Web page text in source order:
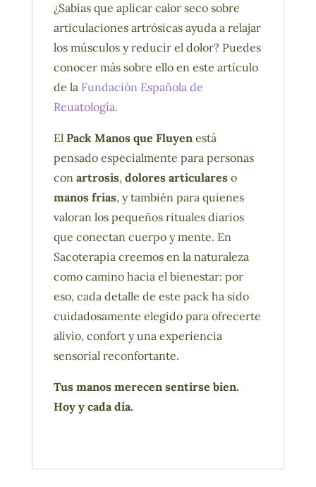
¿Sabías que aplicar calor seco sobre
articulaciones artrósicas ayuda a relajar
los músculos y reducir el dolor? Puedes
conocer más sobre ello en este artículo
de la Fundación Española de
Reuatología.
El Pack Manos que Fluyenestá
pensado especialmente para personas
con artrosis, dolores articulareso
manos frías, y también para quienes
valoran los pequeños rituales diarios
que conectan cuerpo y mente. En
Sacoterapia creemos en la naturaleza
como camino hacia el bienestar: por
eso, cada detalle de este pack ha sido
cuidadosamente elegido para ofrecerte
alivio, confort y una experiencia
sensorial reconfortante.
Tus manos merecen sentirse bien.
Hoy y cada día.